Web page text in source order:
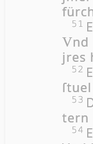
51
V
jres
52
53
54